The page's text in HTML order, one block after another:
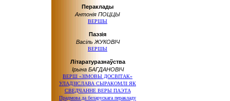
Пераклады
Антонія ПОЦЦЫ
ВЕРШЫ
Паэзія
Васіль ЖУКОВІЧ
ВЕРШЫ
Літаратуразнаўства
Ірына БАГДАНОВІЧ
ВЕРШ «ЗІМОВЫ ДОСВІТАК»
УЛАДЗІСЛАВА СЫРАКОМЛІ ЯК
СВЕДЧАННЕ ВЕРЫ ПАЭТА
Прадмова да беларускага перакладу